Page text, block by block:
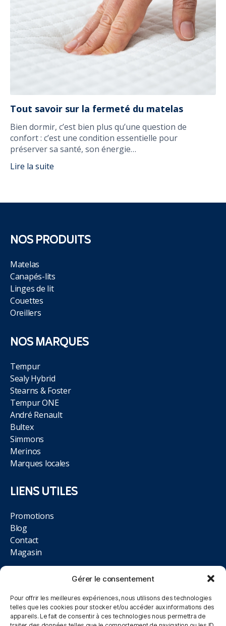
Gérer le consentement
Pour offrir les meilleures expériences, nous utilisons des technologies
telles que les cookies pour stocker et/ou accéder aux informations des
appareils. Le fait de consentir à ces technologies nous permettra de
Tout savoir sur la fermeté du matelas
Bien dormir, c’est bien plus qu’une question de
confort : c’est une condition essentielle pour
préserver sa santé, son énergie…
Lire la suite
NOS PRODUITS
Matelas
Canapés-lits
Linges de lit
Couettes
Oreillers
NOS MARQUES
Tempur
Sealy Hybrid
Stearns & Foster
Tempur ONE
André Renault
Bultex
Simmons
Merinos
Marques locales
LIENS UTILES
Promotions
Blog
Contact
Magasin
NOUS TROUVER
514 Rue de la Libération,
62700 Bruay-la-Buissière